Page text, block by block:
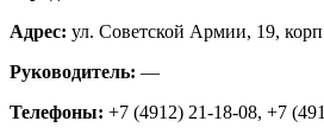
Адрес: ул. Советской Армии, 19,
Руководитель: —
Телефоны: +7 (4912) 21-18-08, +7